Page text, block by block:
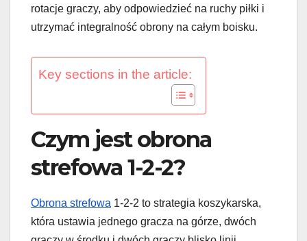
rotacje graczy, aby odpowiedzieć na ruchy piłki i
utrzymać integralność obrony na całym boisku.
Key sections in the article:
Czym jest obrona
strefowa 1-2-2?
Obrona strefowa 1-2-2 to strategia koszykarska,
która ustawia jednego gracza na górze, dwóch